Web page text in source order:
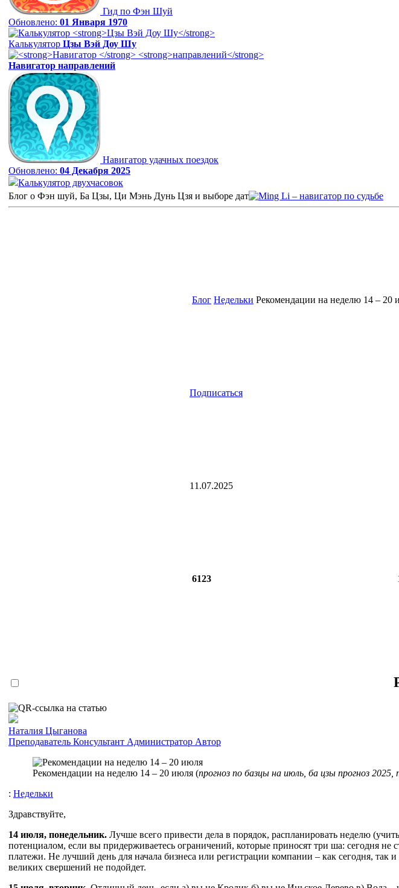
Гид по Фэн Шуй
Обновлено: 01 Января 1970
Калькулятор Цзы Вэй Доу Шу
Навигатор направлений
Навигатор удачных поездок
Обновлено: 04 Декабря 2025
Калькулятор двухчасовок
Блог о Фэн шуй, Ба Цзы, Ци Мэнь Дунь Цзя и выборе дат
Блог Недельки Рекомендации на неделю 14 – 20
Подписаться
11.07.2025
6123
Наталия Цыганова
Преподаватель Консультант Администратор Автор
Рекомендации на неделю 14 – 20 июля (прогноз по базцы на июль, ба цзы прогноз
: Недельки
Здравствуйте,
14 июля, понедельник. Лучше всего привести дела в порядок, распланировать неделю
потенциалом, если вы придерживаетесь ограничений, которые приносят три ша: сегодня
платежи. Не лучший день для начала бизнеса или регистрации компании – как сегодня,
великих свершений не подойдет.